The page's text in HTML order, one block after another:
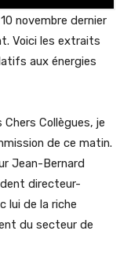
novembre dernier
Voici les extraits
aux énergies
Chers Collègues, je
de ce matin.
Jean-Bernard
directeur-
lui de la riche
du secteur de